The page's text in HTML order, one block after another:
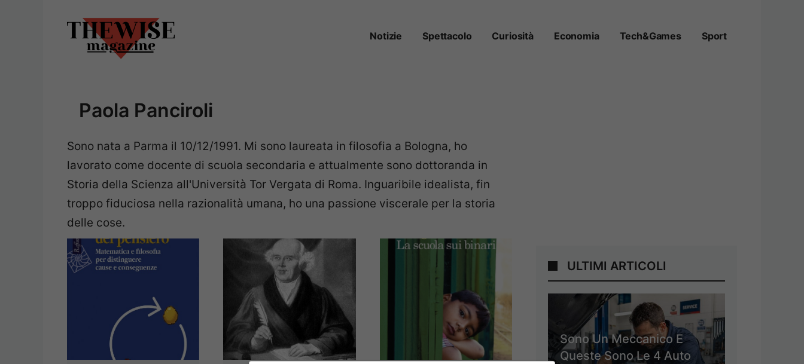
Notizie Spettacolo Curiosità Economia Tech&Games Sport
Paola Panciroli
Sono nata a Parma il 10/12/1991. Mi sono laureata in filosofia a Bologna, ho
lavorato come docente di scuola secondaria e attualmente sono dottoranda in
Storia della Scienza all'Università Tor Vergata di Roma. Inguaribile idealista, fin
troppo fiduciosa nella razionalità umana, ho una passione viscerale per la storia
delle cose.
ULTIMI ARTICOLI
Sono Un Meccanico E
Queste Sono Le 4 Auto